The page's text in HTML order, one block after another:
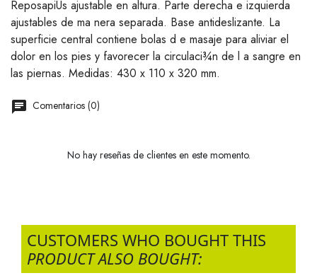
ReposapiÚs ajustable en altura. Parte derecha e izquierda
ajustables de ma nera separada. Base antideslizante. La
superficie central contiene bolas d e masaje para aliviar el
dolor en los pies y favorecer la circulaci¾n de l a sangre en
las piernas. Medidas: 430 x 110 x 320 mm.
Comentarios (0)
No hay reseñas de clientes en este momento.
CUSTOMERS WHO BOUGHT THIS
PRODUCT ALSO BOUGHT: